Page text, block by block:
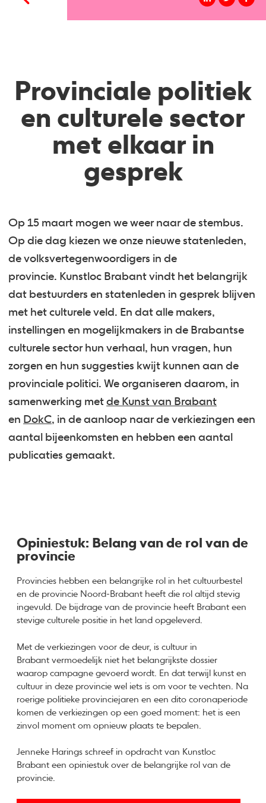
Provinciale politiek
en culturele sector
met elkaar in
gesprek
Op 15 maart mogen we weer naar de stembus.
Op die dag kiezen we onze nieuwe statenleden,
de volksvertegenwoordigers in de
provincie. Kunstloc Brabant vindt het belangrijk
dat bestuurders en statenleden in gesprek blijven
met het culturele veld. En dat alle makers,
instellingen en mogelijkmakers in de Brabantse
culturele sector hun verhaal, hun vragen, hun
zorgen en hun suggesties kwijt kunnen aan de
provinciale politici. We organiseren daarom, in
samenwerking metde Kunst van Brabant
en DokC, in de aanloop naar de verkiezingen een
aantal bijeenkomsten en hebben een aantal
publicaties gemaakt.
Opiniestuk: Belang van de rol van de
provincie
Provincies hebben een belangrijke rol in het cultuurbestel
en de provincie Noord-Brabant heeft die rol altijd stevig
ingevuld. De bijdrage van de provincie heeft Brabant een
stevige culturele positie in het land opgeleverd.
Met de verkiezingen voor de deur, is cultuur in
Brabant vermoedelijk niet het belangrijkste dossier
waarop campagne gevoerd wordt. En dat terwijl kunst en
cultuur in deze provincie wel iets is om voor te vechten. Na
roerige politieke provinciejaren en een dito coronaperiode
komen de verkiezingen op een goed moment: het is een
zinvol moment om opnieuw plaats te bepalen.
Jenneke Harings schreef in opdracht van Kunstloc
Brabant een opiniestuk over de belangrijke rol van de
provincie.